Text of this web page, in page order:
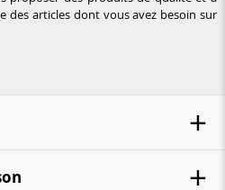
des articles dont vous avez besoin sur